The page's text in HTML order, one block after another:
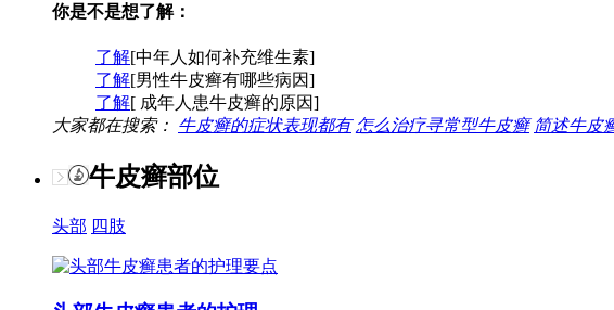
你是不是想了解：
了解[中年人如何补充维生素]
了解[男性牛皮癣有哪些病因]
了解[ 成年人患牛皮癣的原因]
大家都在搜索： 牛皮癣的症状表现都有 怎么治疗寻常型牛皮癣 简述牛皮
牛皮癣部位
头部 四肢